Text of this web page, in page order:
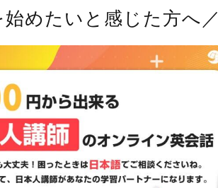
始めたいと感じた方へ／